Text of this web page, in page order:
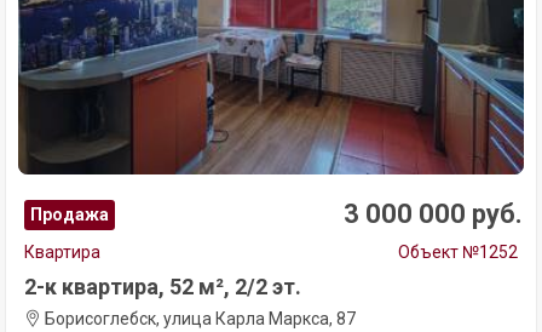
Продажа 3 000 000 руб.
Квартира Объект №1252
2-к квартира, 52 м², 2/2 эт.
Борисоглебск, улица Карла Маркса, 87